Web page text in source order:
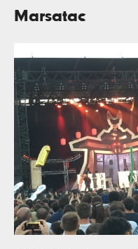
Marsatac